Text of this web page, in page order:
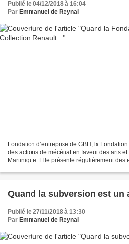
Publié le 04/12/2018 à 16:04
Par Emmanuel de Reynal
Fondation d’entreprise de GBH, la
des actions de mécénat en faveur des arts
Martinique. Elle présente régulièrement des
Quand la subversion est un
Publié le 27/11/2018 à 13:30
Par Emmanuel de Reynal